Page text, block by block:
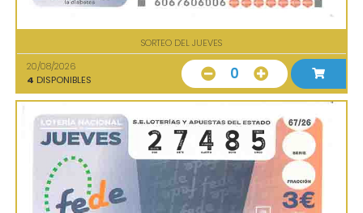
SORTEO DEL JUEVES
20/08/2026
4 DISPONIBLES 0